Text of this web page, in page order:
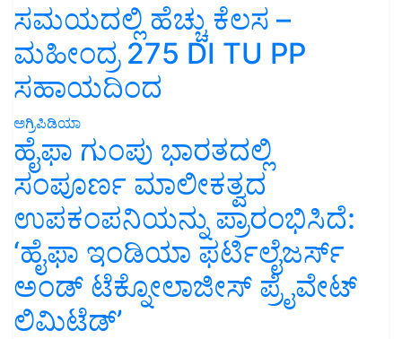
ಸಮಯದಲ್ಲಿ ಹೆಚ್ಚು ಕೆಲಸ –
ಮಹೀಂದ್ರ 275 DI TU PP
ಸಹಾಯದಿಂದ
ಅಗ್ರಿಪಿಡಿಯಾ
ಹೈಫಾ ಗುಂಪು ಭಾರತದಲ್ಲಿ
ಸಂಪೂರ್ಣ ಮಾಲೀಕತ್ವದ
ಉಪಕಂಪನಿಯನ್ನು ಪ್ರಾರಂಭಿಸಿದೆ:
‘ಹೈಫಾ ಇಂಡಿಯಾ ಫರ್ಟಿಲೈಜರ್ಸ್
ಅಂಡ್ ಟೆಕ್ನೋಲಾಜೀಸ್ ಪ್ರೈವೇಟ್
ಲಿಮಿಟೆಡ್’